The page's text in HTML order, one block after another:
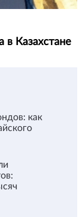
в Казахстане
как